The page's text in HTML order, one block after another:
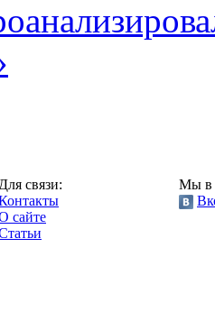
Для связи:
сайте
Мы в